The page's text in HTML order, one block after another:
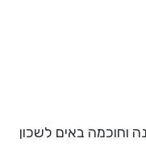
וחוכמה באים לשכון